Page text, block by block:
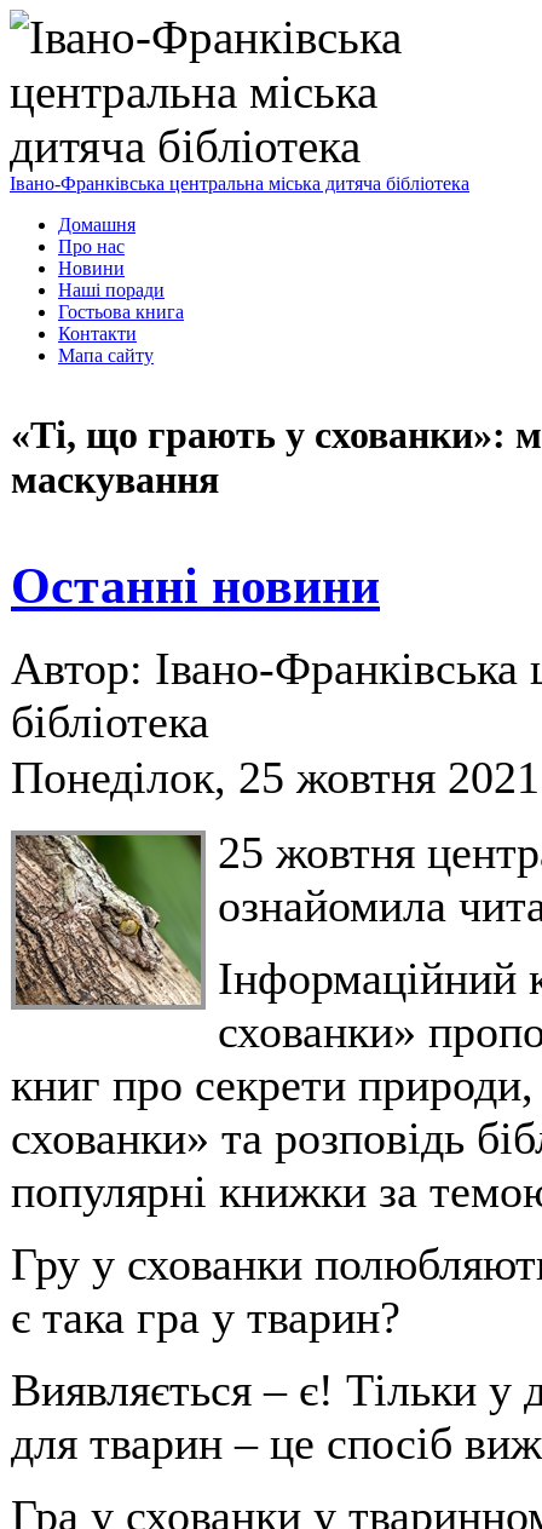
Івано-Франківська центральна міська дитяча бібліотека
Домашня
Про нас
Новини
Наші поради
Гостьова книга
Контакти
Мапа сайту
«Ті, що грають у схованки»:
маскування
Останні новини
Автор: Івано-Франківська
бібліотека
Понеділок, 25 жовтня
25 жовтня
ознайомила
Інформаційний
схованки»
книг про секрети
схованки» та розповідь
популярні книжки за
Гру у схованки
є така гра у тварин?
Виявляється – є! Тільки у
для тварин – це спосіб
Гра у схованки у